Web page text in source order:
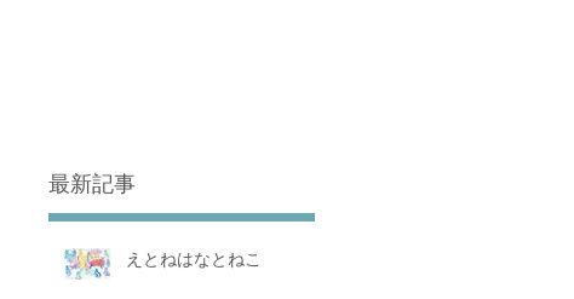
最新記事
えとねはなとねこ